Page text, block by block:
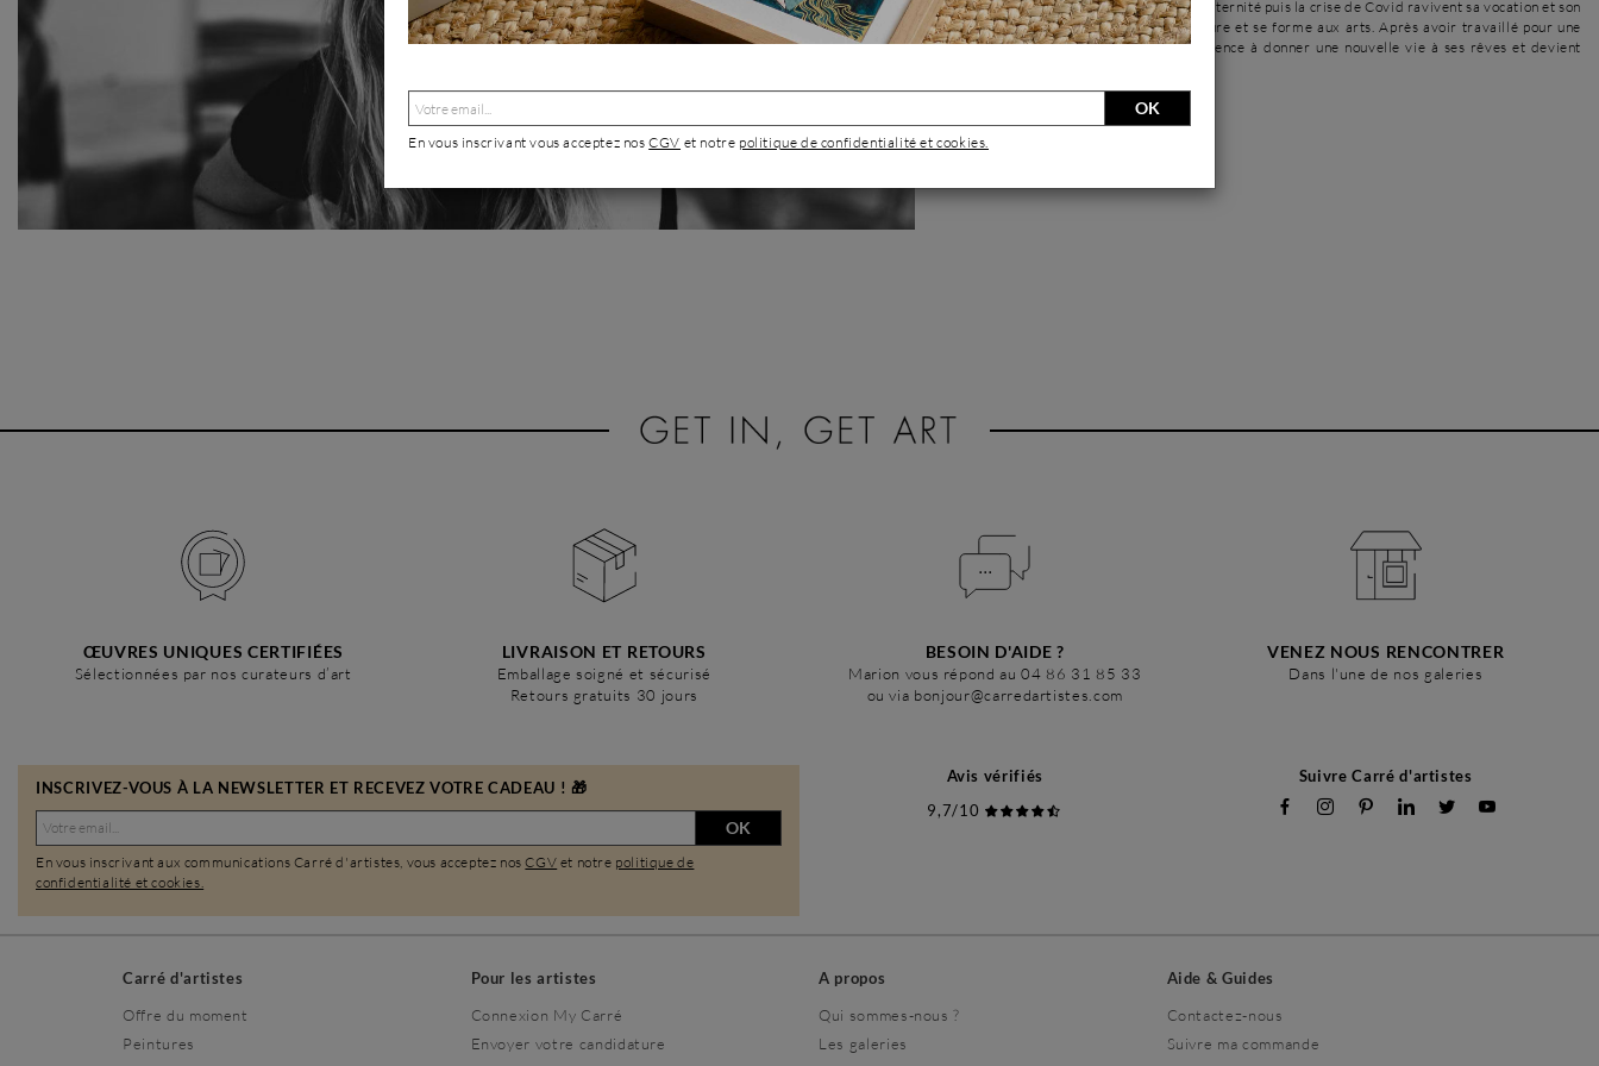
projet dans une grande entreprise, la maternité puis la crise de Covid ravivent sa vocation et son
désir de liberté. Elle revient à la peinture et se forme aux arts. Après avoir travaillé pour une
petite agence de graphisme, elle commence à donner une nouvelle vie à ses rêves et devient
ŒUVRES UNIQUES CERTIFIÉES
Sélectionnées par nos curateurs d’art
LIVRAISON ET RETOURS
Emballage soigné et sécurisé
Retours gratuits 30 jours
BESOIN D'AIDE ?
Marion vous répond au 04 86 31 85 33
ou via bonjour@carredartistes.com
VENEZ NOUS RENCONTRER
Dans l'une de nos galeries
INSCRIVEZ-VOUS À LA NEWSLETTER ET RECEVEZ VOTRE CADEAU ! 🎁
OK
En vous inscrivant aux communications Carré d'artistes, vous acceptez nosCGV et notre politique de
confidentialité et cookies.
Avis vérifiés
9,7/10
Suivre Carré d'artistes
Carré d'artistes
Offre du moment
Peintures
Pour les artistes
Connexion My Carré
Envoyer votre candidature
A propos
Qui sommes-nous ?
Les galeries
Aide & Guides
Contactez-nous
Suivre ma commande
OK
En vous inscrivant vous acceptez nosCGV et notre politique de confidentialité et cookies.